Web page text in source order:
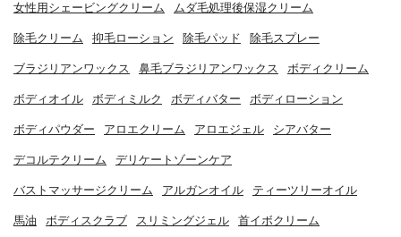
女性用シェービングクリーム ムダ毛処理後保湿クリーム
除毛クリーム 抑毛ローション 除毛パッド 除毛スプレー
ブラジリアンワックス 鼻毛ブラジリアンワックス ボディクリーム
ボディオイル ボディミルク ボディバター ボディローション
ボディパウダー アロエクリーム アロエジェル シアバター
デコルテクリーム デリケートゾーンケア
バストマッサージクリーム アルガンオイル ティーツリーオイル
馬油 ボディスクラブ スリミングジェル 首イボクリーム